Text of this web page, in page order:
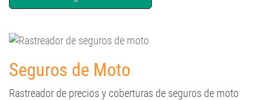
Seguros de Moto
Rastreador de precios y coberturas de seguros de moto